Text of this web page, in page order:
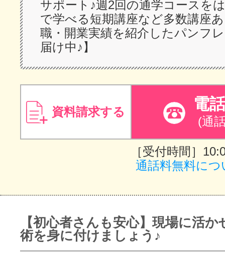
サポート♪週2回の通学コースを
で学べる短期講座など多数講座
職・開業実績を紹介したパンフ
届け中♪】
資料請求する 電
(通
［受付時間］
通話料無料につ
【初心者さんも安心】現場に活か
術を身に付けましょう♪